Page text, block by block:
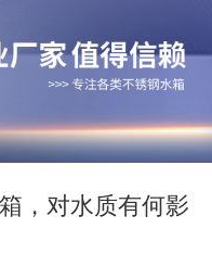
，对水质有何影